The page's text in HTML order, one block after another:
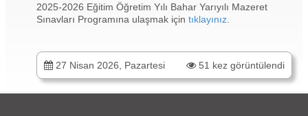
2025-2026 Eğitim Öğretim Yılı Bahar Yarıyılı Mazeret
Sınavları Programına ulaşmak için tıklayınız.
27 Nisan 2026, Pazartesi 51 kez görüntülendi